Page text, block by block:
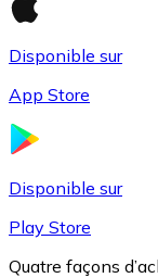
Disponible sur
App Store
Disponible sur
Play Store
Quatre façons